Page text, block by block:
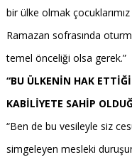
bir ülke olmak
Ramazan sofrasında
temel önceliği olsa gerek.”
“BU ÜLKENİN HAK
KABİLİYETE SAHİP
“Ben de bu vesileyle siz
simgeleyen mesleki